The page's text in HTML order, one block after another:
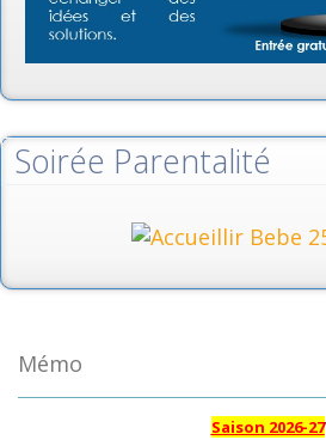
Soirée Parentalité
Mémo
Saison 2026-27